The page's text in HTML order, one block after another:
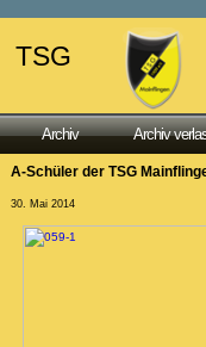
TSG
Archiv Archiv
A-Schüler der TSG
30. Mai 2014